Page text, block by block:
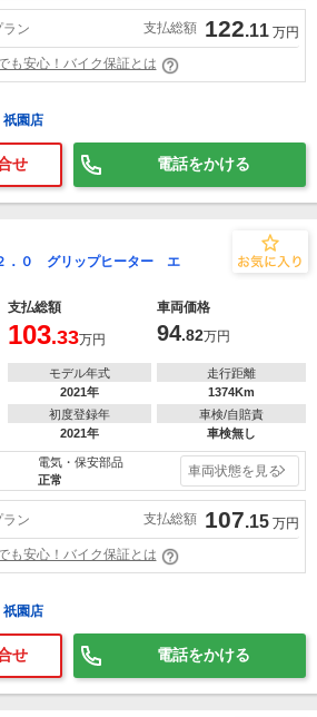
ン 支払総額 122.11 万円
も安心！バイク保証とは
園店
せ 電話をかける
．０ グリップヒーター エ
支払総額
車両価格
103.33万円 94.82万円
モデル年式
2021年
走行距離
1374Km
初度登録年
2021年
車検/自賠責
車検無し
電気・保安部品
正常
車両状態を見る
ン 支払総額 107.15 万円
も安心！バイク保証とは
園店
せ 電話をかける